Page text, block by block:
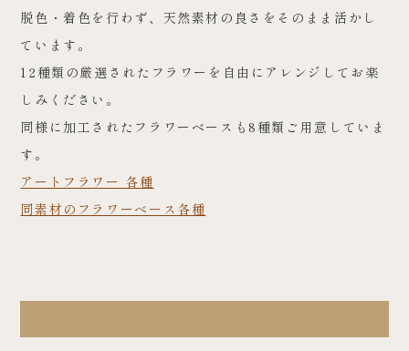
脱色・着色を行わず、天然素材の良さをそのまま活かし
ています。
12種類の厳選されたフラワーを自由にアレンジしてお楽
しみください。
同様に加工されたフラワーベースも8種類ご用意していま
す。
アートフラワー 各種
同素材のフラワーベース各種